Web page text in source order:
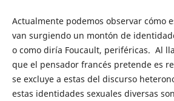
Actualmente podemos observar cómo
van surgiendo un montón de
o como diría Foucault, periféricas. Al
que el pensador francés pretende es
se excluye a estas del discurso
estas identidades sexuales diversas